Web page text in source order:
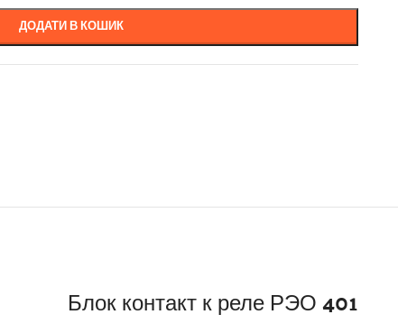
ДОДАТИ В КОШИК
Блок контакт к реле РЭО 401